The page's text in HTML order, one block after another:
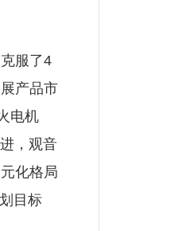
服了4
产品市
电机
，观音
化格局
目标